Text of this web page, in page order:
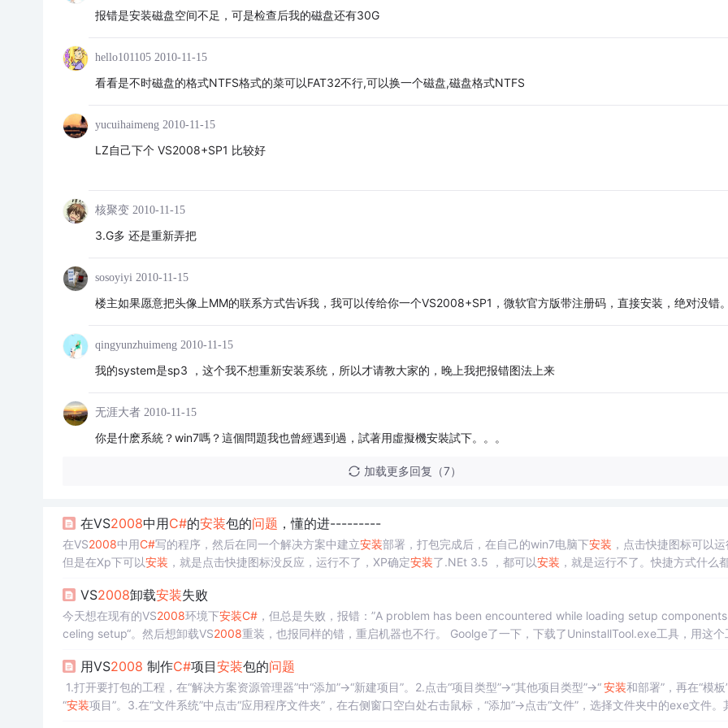
报错是安装磁盘空间不足，可是检查后我的磁盘还有30G
hello101105 2010-11-15
看看是不时磁盘的格式NTFS格式的菜可以FAT32不行,可以换一个磁盘,磁盘格式NTFS
yucuihaimeng 2010-11-15
LZ自己下个 VS2008+SP1 比较好
核聚变 2010-11-15
3.G多 还是重新弄把
sosoyiyi 2010-11-15
楼主如果愿意把头像上MM的联系方式告诉我，我可以传给你一个VS2008+SP1，微软官方版带注册码，直接安装，绝对没错
qingyunzhuimeng 2010-11-15
我的system是sp3 ，这个我不想重新安装系统，所以才请教大家的，晚上我把报错图法上来
无涯大者 2010-11-15
你是什麽系統？win7嗎？這個問題我也曾經遇到過，試著用虛擬機安裝試下。。。
加载更多回复（7）
在VS2008中用C#的安装包的问题 ，懂的进---------
在VS2008中用C#写的程序，然后在同一个解决方案中建立安装部署，打包完成后，在自己的win7电脑下安装 ，点击快捷图标可以
但是在Xp下可以安装 ，就是点击快捷图标没反应，运行不了，XP确定安装了.NEt 3.5 ，都可以安装 ，就是运行不了。快捷方式什么
VS2008卸载安装失败
今天想在现有的VS2008环境下安装C#，但总是失败，报错：”A problem has been encountered while loading setup
celing setup“。然后想卸载VS2008重装，也报同样的错，重启机器也不行。 Goolge了一下，下载了UninstallTool.exe工具，用这个
用VS2008 制作C#项目安装包的问题
1.打开要打包的工程，在“解决方案资源管理器”中“添加”->“新建项目”。2.点击“项目类型”->“其他项目类型”->“安装和部署”，再在“模板
“安装项目”。3.在“文件系统”中点击“应用程序文件夹”，在右侧窗口空白处右击鼠标，“添加”->点击“文件”，选择文件夹中的exe文件。